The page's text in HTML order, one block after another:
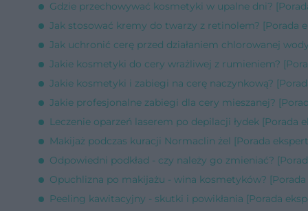
Gdzie przechowywać kosmetyki w upalne dni?
Jak stosować kremy do twarzy z retinolem? [Porada
Jak uchronić cerę przed działaniem chlorowanej
Jakie kosmetyki do cery wrażliwej z rumieniem?
Jakie kosmetyki i zabiegi na cerę naczynkową?
Jakie profesjonalne zabiegi dla cery mieszanej?
Leczenie oparzeń laserem po depilacji łydek [Porada
Makijaż podczas kuracji Normaclin żel [Porada
Odpowiedni podkład - czy należy go zmieniać?
Opuchlizna po makijażu - wina kosmetyków? [Porada
Peeling kawitacyjny - skutki i powikłania [Porada